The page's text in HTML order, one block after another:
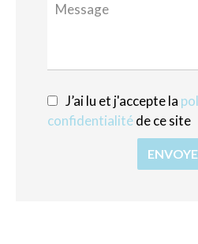
J’ai lu et j'accepte la
confidentialitéde ce site